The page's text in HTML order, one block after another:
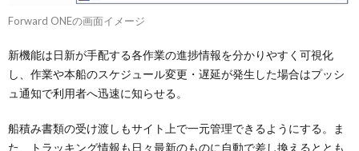
Forward ONEの画面イメージ
新機能は日新が手配する各作業の進捗情報を分かりやすく可視化
し、作業や本船のスケジュール変更・遅延が発生した場合はプッシ
ュ通知で利用者へ迅速に知らせる。
船積み書類の受け渡しもサイト上で一元管理できるようにする。ま
た、トラッキング情報も日々最新のものに自動で差し換えるととも